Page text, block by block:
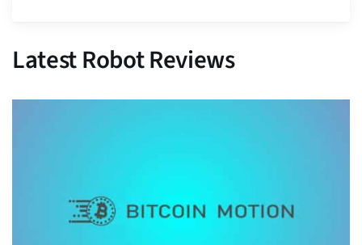
Latest Robot Reviews